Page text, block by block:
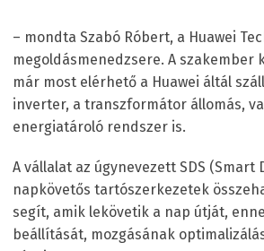
– mondta Szabó Róbert, a Huawei
megoldásmenedzsere. A szakember
már most elérhető a Huawei áltál
inverter, a transzformátor állomás,
energiatároló rendszer is.
A vállalat az úgynevezett SDS (Smart
napkövetős tartószerkezetek
segít, amik lekövetik a nap útját,
beállítását, mozgásának